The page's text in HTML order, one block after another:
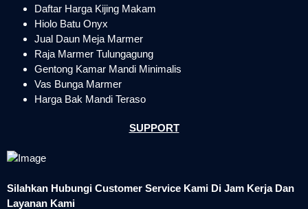
Daftar Harga Kijing Makam
Hiolo Batu Onyx
Jual Daun Meja Marmer
Raja Marmer Tulungagung
Gentong Kamar Mandi Minimalis
Vas Bunga Marmer
Harga Bak Mandi Teraso
SUPPORT
Silahkan Hubungi Customer Service Kami Di Jam Kerja Dan
Layanan Kami